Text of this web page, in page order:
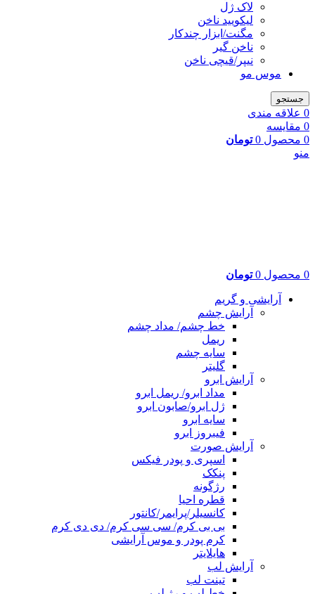
لاک ژل
لیکوييد ناخن
مگنت/ابزار چندکار
ناخن گیر
نیپر/قیچی ناخن
موس مو
جستجو
0 علاقه مندی
0 مقایسه
0 محصول 0 تومان
منو
0 محصول 0 تومان
آرایشی و گریم
آرایش چشم
خط چشم/ مداد چشم
ریمل
سایه چشم
گلیتر
آرایش ابرو
مداد ابرو/ ریمل ابرو
ژل ابرو/صابون ابرو
سایه ابرو
فیبروز ابرو
آرایش صورت
اسپری و پودر فیکس
پنکک
رژگونه
قطره احیا
کانسیلر/پرایمر/کانتور
بی بی کرم/ سی سی کرم/ دی دی کرم
کرم پودر و موس آرایشی
هایلایتر
آرایش لب
تینت لب